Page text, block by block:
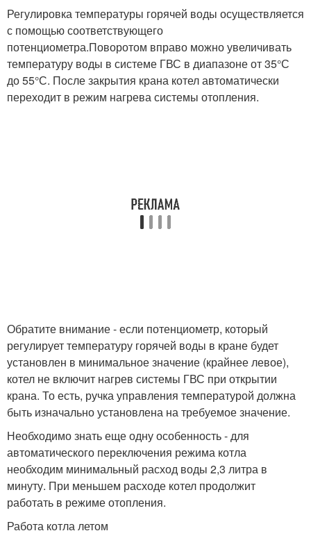
Регулировка температуры горячей воды осуществляется
с помощью соответствующего
потенциометра.Поворотом вправо можно увеличивать
температуру воды в системе ГВС в диапазоне от 35°С
до 55°С. После закрытия крана котел автоматически
переходит в режим нагрева системы отопления.
Обратите внимание - если потенциометр, который
регулирует температуру горячей воды в кране будет
установлен в минимальное значение (крайнее левое),
котел не включит нагрев системы ГВС при открытии
крана. То есть, ручка управления температурой должна
быть изначально установлена на требуемое значение.
Необходимо знать еще одну особенность - для
автоматического переключения режима котла
необходим минимальный расход воды 2,3 литра в
минуту. При меньшем расходе котел продолжит
работать в режиме отопления.
Работа котла летом